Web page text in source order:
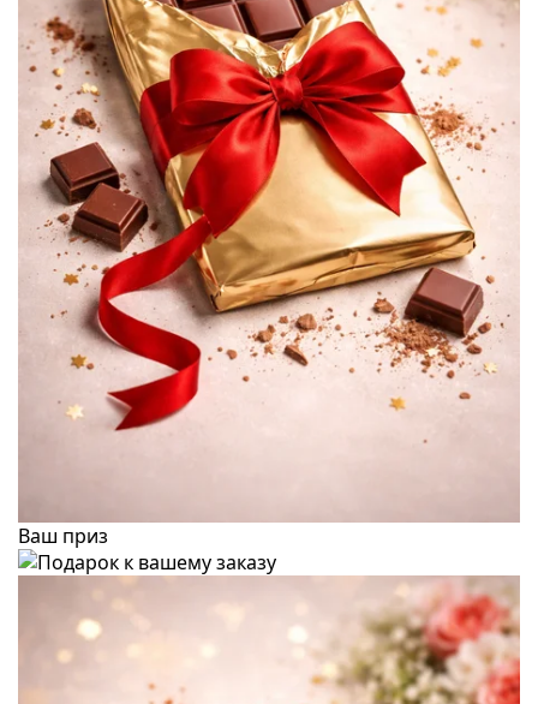
Ваш приз